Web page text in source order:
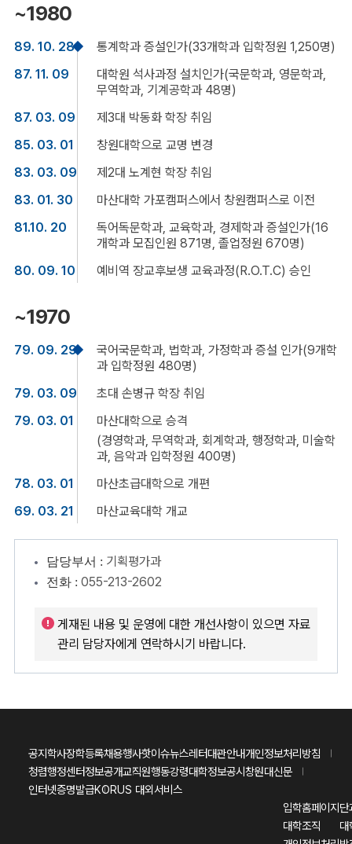
~1980
89. 10. 28
통계학과 증설인가(33개학과 입학정원 1,250명)
87. 11. 09
대학원 석사과정 설치인가(국문학과, 영문학과,
무역학과, 기계공학과 48명)
87. 03. 09
제3대 박동화 학장 취임
85. 03. 01
창원대학으로 교명 변경
83. 03. 09
제2대 노계현 학장 취임
83. 01. 30
마산대학 가포캠퍼스에서 창원캠퍼스로 이전
81.10. 20
독어독문학과, 교육학과, 경제학과 증설인가(16
개학과 모집인원 871명, 졸업정원 670명)
80. 09. 10
예비역 장교후보생 교육과정(R.O.T.C) 승인
~1970
79. 09. 29
국어국문학과, 법학과, 가정학과 증설 인가(9개학
과 입학정원 480명)
79. 03. 09
초대 손병규 학장 취임
79. 03. 01
마산대학으로 승격
(경영학과, 무역학과, 회계학과, 행정학과, 미술학
과, 음악과 입학정원 400명)
78. 03. 01
마산초급대학으로 개편
69. 03. 21
마산교육대학 개교
담당부서 : 기획평가과
전화 : 055-213-2602
게재된 내용 및 운영에 대한 개선사항이 있으면 자료
관리 담당자에게 연락하시기 바랍니다.
공지학사장학등록채용행사핫이슈뉴스레터대관안내개인정보처리방침
청렴행정센터정보공개교직원행동강령대학정보공시창원대신문
인터넷증명발급KORUS 대외서비스
입학홈페이지
대학조직
단
대